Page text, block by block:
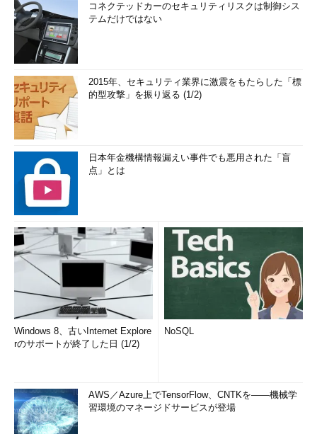
コネクテッドカーのセキュリティリスクは制御シス
テムだけではない
2015年、セキュリティ業界に激震をもたらした「標
的型攻撃」を振り返る (1/2)
日本年金機構情報漏えい事件でも悪用された「盲
点」とは
Windows 8、古いInternet Explore
rのサポートが終了した日 (1/2)
NoSQL
AWS／Azure上でTensorFlow、CNTKを――機械学
習環境のマネージドサービスが登場